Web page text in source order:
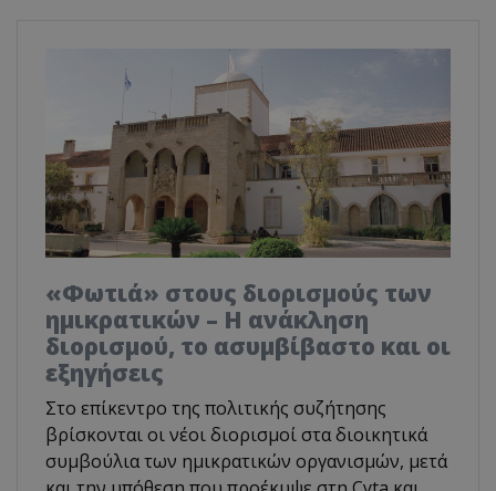
«Φωτιά» στους διορισμούς των
ημικρατικών – Η ανάκληση
διορισμού, το ασυμβίβαστο και οι
εξηγήσεις
Στο επίκεντρο της πολιτικής συζήτησης
βρίσκονται οι νέοι διορισμοί στα διοικητικά
συμβούλια των ημικρατικών οργανισμών, μετά